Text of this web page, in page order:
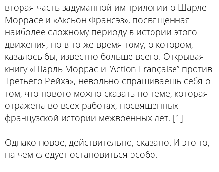
вторая часть задуманной им трилогии о Шарле
Моррасе и «Аксьон Франсэз», посвященная
наиболее сложному периоду в истории этого
движения, но в то же время тому, о котором,
казалось бы, известно больше всего. Открывая
книгу «Шарль Моррас и “Action Française” против
Третьего Рейха», невольно спрашиваешь себя о
том, что нового можно сказать по теме, которая
отражена во всех работах, посвященных
французской истории межвоенных лет. [1]
Однако новое, действительно, сказано. И это то,
на чем следует остановиться особо.